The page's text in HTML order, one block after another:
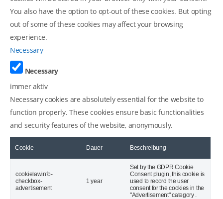
You also have the option to opt-out of these cookies. But opting
out of some of these cookies may affect your browsing
experience.
Necessary
Necessary
immer aktiv
Necessary cookies are absolutely essential for the website to
function properly. These cookies ensure basic functionalities
and security features of the website, anonymously.
Cookie Dauer Beschreibung
cookielawinfo-
checkbox-
advertisement
1 year
Set by the GDPR Cookie
Consent plugin, this cookie is
used to record the user
consent for the cookies in the
"Advertisement" category .